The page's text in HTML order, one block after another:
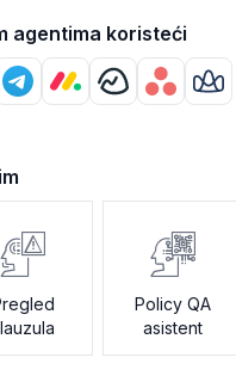
agentima koristeći
Policy QA
asistent